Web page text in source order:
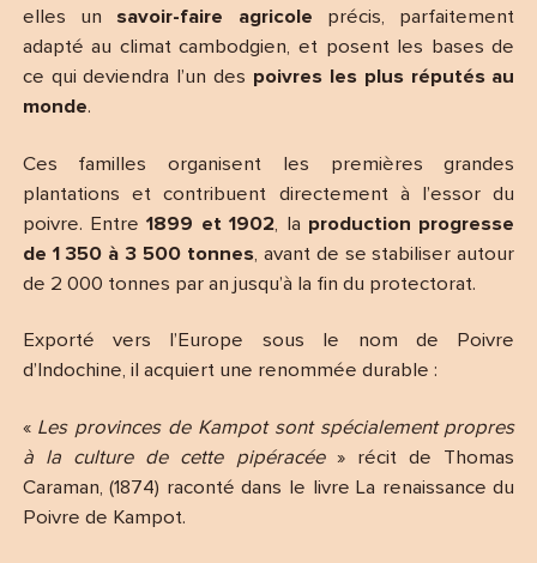
elles un savoir-faire agricole précis, parfaitement
adapté au climat cambodgien, et posent les bases de
ce qui deviendra l’un des poivres les plus réputés au
monde.
Ces familles organisent les premières grandes
plantations et contribuent directement à l’essor du
poivre. Entre1899 et 1902, la production progresse
de 1 350 à 3 500 tonnes, avant de se stabiliser autour
de 2 000 tonnes par an jusqu’à la fin du protectorat.
Exporté vers l’Europe sous le nom de Poivre
d’Indochine, il acquiert une renommée durable :
« Les provinces de Kampot sont spécialement propres
à la culture de cette pipéracée» récit de Thomas
Caraman, (1874) raconté dans le livre La renaissance du
Poivre de Kampot.